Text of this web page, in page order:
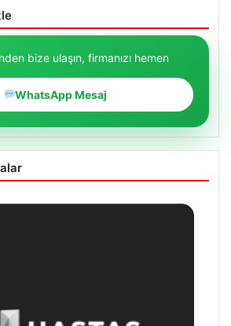
bize ulaşın, firmanızı hemen
WhatsApp Mesaj